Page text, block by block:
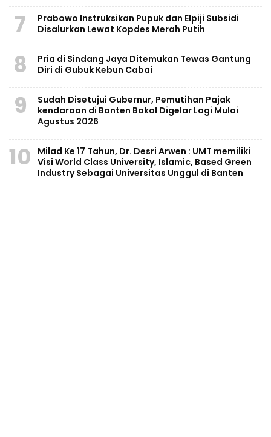
7
Prabowo Instruksikan Pupuk dan Elpiji Subsidi
Disalurkan Lewat Kopdes Merah Putih
8
Pria di Sindang Jaya Ditemukan Tewas Gantung
Diri di Gubuk Kebun Cabai
9
Sudah Disetujui Gubernur, Pemutihan Pajak
kendaraan di Banten Bakal Digelar Lagi Mulai
Agustus 2026
10
Milad Ke 17 Tahun, Dr. Desri Arwen : UMT memiliki
Visi World Class University, Islamic, Based Green
Industry Sebagai Universitas Unggul di Banten